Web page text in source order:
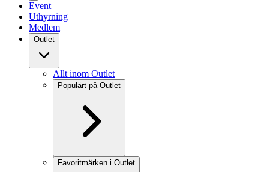
Event
Uthyrning
Medlem
Outlet
Allt inom Outlet
Populärt på Outlet
Favoritmärken i Outlet